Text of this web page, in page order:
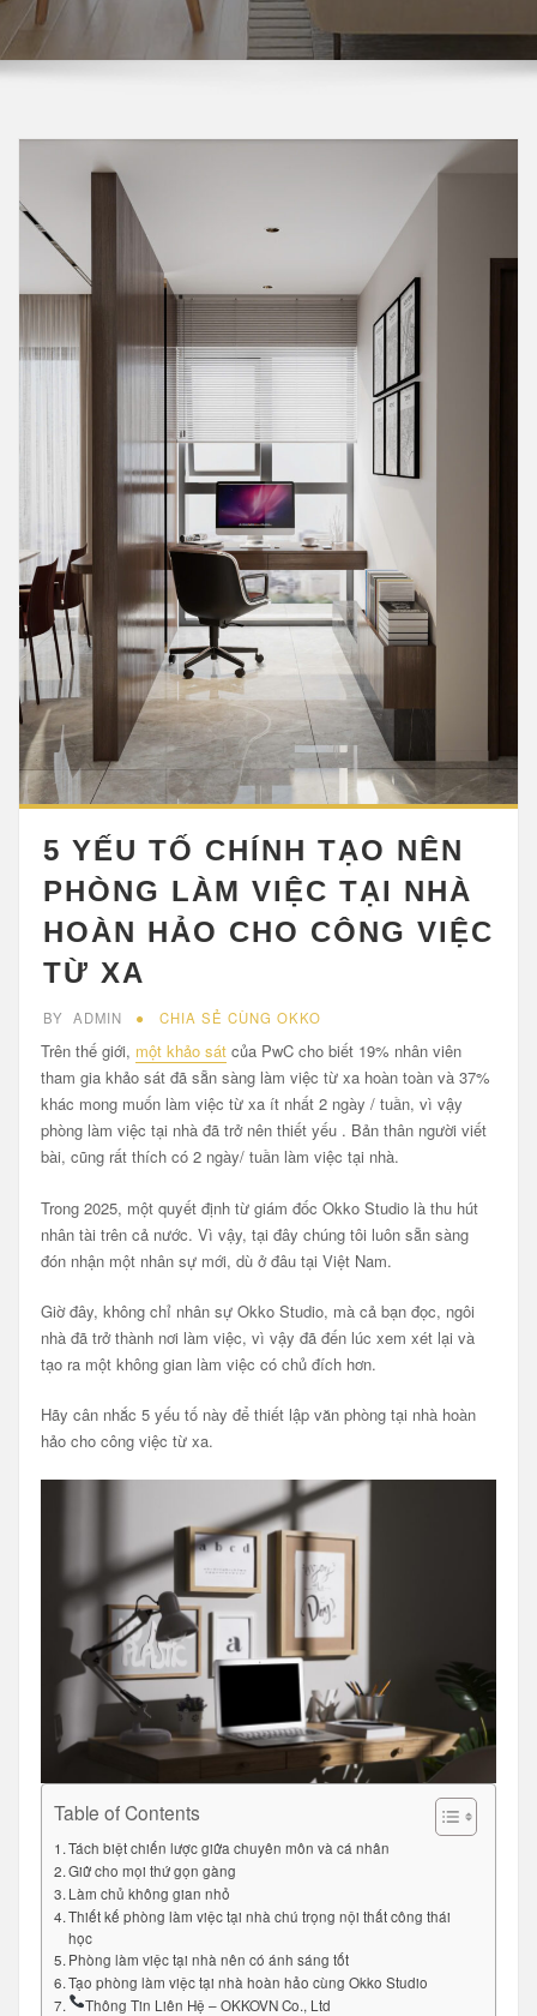
5 YẾU TỐ CHÍNH TẠO NÊN
PHÒNG LÀM VIỆC TẠI NHÀ
HOÀN HẢO CHO CÔNG VIỆC
TỪ XA
BY ADMIN CHIA SẺ CÙNG OKKO
Trên thế giới, một khảo sátcủa PwC cho biết 19% nhân viên
tham gia khảo sát đã sẵn sàng làm việc từ xa hoàn toàn và 37%
khác mong muốn làm việc từ xa ít nhất 2 ngày / tuần, vì vậy
phòng làm việc tại nhà đã trở nên thiết yếu . Bản thân người viết
bài, cũng rất thích có 2 ngày/ tuần làm việc tại nhà.
Trong 2025, một quyết định từ giám đốc Okko Studio là thu hút
nhân tài trên cả nước. Vì vậy, tại đây chúng tôi luôn sẵn sàng
đón nhận một nhân sự mới, dù ở đâu tại Việt Nam.
Giờ đây, không chỉ nhân sự Okko Studio, mà cả bạn đọc, ngôi
nhà đã trở thành nơi làm việc, vì vậy đã đến lúc xem xét lại và
tạo ra một không gian làm việc có chủ đích hơn.
Hãy cân nhắc 5 yếu tố này để thiết lập văn phòng tại nhà hoàn
hảo cho công việc từ xa.
Table of Contents
Tách biệt chiến lược giữa chuyên môn và cá nhân
Giữ cho mọi thứ gọn gàng
Làm chủ không gian nhỏ
Thiết kế phòng làm việc tại nhà chú trọng nội thất công thái
học
Phòng làm việc tại nhà nên có ánh sáng tốt
Tạo phòng làm việc tại nhà hoàn hảo cùng Okko Studio
Thông Tin Liên Hệ – OKKOVN Co., Ltd